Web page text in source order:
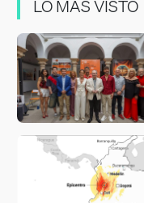
LO MÁS VISTO